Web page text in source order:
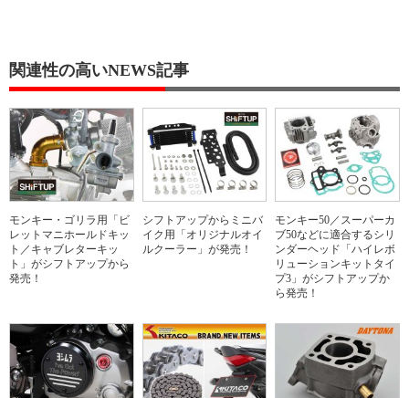
関連性の高いNEWS記事
モンキー・ゴリラ用「ビ
レットマニホールドキッ
ト／キャブレターキッ
ト」がシフトアップから
発売！
シフトアップからミニバ
イク用「オリジナルオイ
ルクーラー」が発売！
モンキー50／スーパーカ
ブ50などに適合するシリ
ンダーヘッド「ハイレボ
リューションキットタイ
プ3」がシフトアップか
ら発売！